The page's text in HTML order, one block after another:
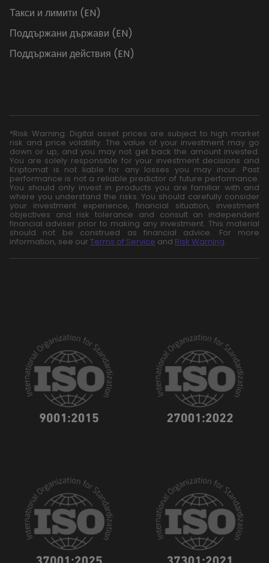
Такси и лимити (EN)
Поддържани държави (EN)
Поддържани действия (EN)
*Risk Warning: Digital asset prices are subject to high market
risk and price volatility. The value of your investment may go
down or up, and you may not get back the amount invested.
You are solely responsible for your investment decisions and
Kriptomat is not liable for any losses you may incur. Past
performance is not a reliable predictor of future performance.
You should only invest in products you are familiar with and
where you understand the risks. You should carefully consider
your investment experience, financial situation, investment
objectives and risk tolerance and consult an independent
financial adviser prior to making any investment. This material
should not be construed as financial advice. For more
information, see our Terms of Service and Risk Warning.